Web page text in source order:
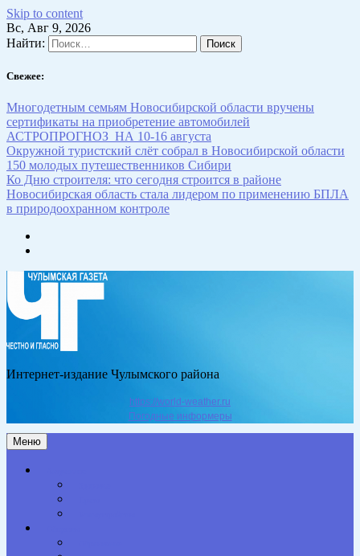
Skip to content
Вс, Авг 9, 2026
Найти:
Свежее:
Многодетным семьям Новосибирской области вручены
сертификаты на приобретение автомобилей
АСТРОПРОГНОЗ НА 10-16 августа
Окружной туристский слёт собрал в Новосибирской области
150 молодых путешественников Сибири
Ко Дню строителя: что сегодня строится в районе
Новосибирская область стала лидером по применению БПЛА
в природоохранном контроле
Интернет-издание Чулымского района
https://world-weather.ru
Погодные информеры
Меню